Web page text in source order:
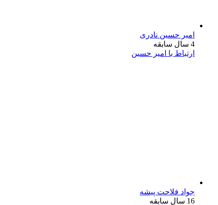
امیر حسین نادری
4 سال سابقه
ارتباط با امیر حسین
جواد فلاحت پیشه
16 سال سابقه